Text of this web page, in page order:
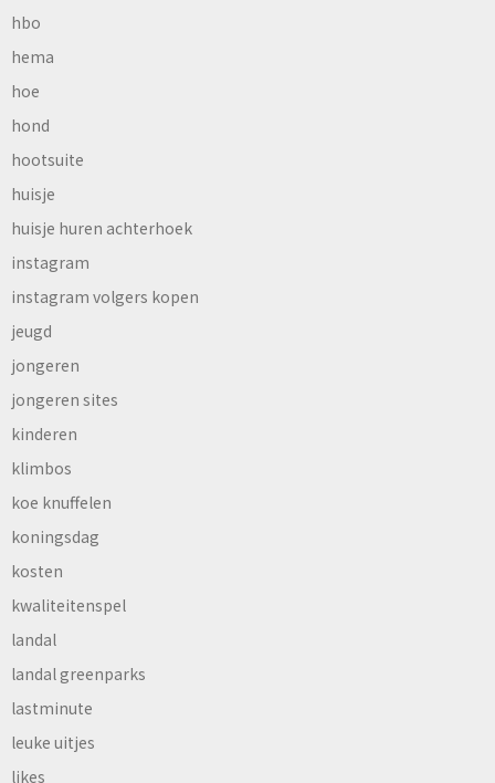
hbo
hema
hoe
hond
hootsuite
huisje
huisje huren achterhoek
instagram
instagram volgers kopen
jeugd
jongeren
jongeren sites
kinderen
klimbos
koe knuffelen
koningsdag
kosten
kwaliteitenspel
landal
landal greenparks
lastminute
leuke uitjes
likes